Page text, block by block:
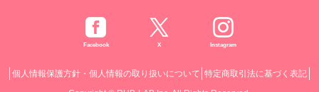
Facebook X Instagram
個人情報保護方針・個人情報の取り扱いについて 特定商取引法に基づく表記